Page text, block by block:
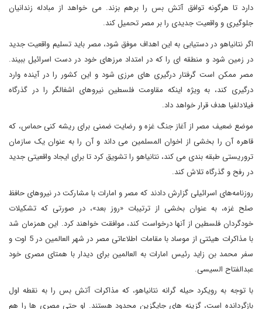
دارد تا هرگونه توافق آتش بس را برهم بزند. می خواهد از مبادله زندانیان
جلوگیری و واقعیت جدیدی را بر مصر تحمیل کند.
اگر نتانیاهو در دستیابی به این اهداف موفق شود، مصر باید تسلیم واقعیت جدید
در زمین شود و منطقه ای را که در امتداد مرزهای خود در دست اسرائیل ببیند.
مصر ممکن است گرفتار درگیری های مرزی شود و این کشور را در آینده وارد
درگیری کند، به ویژه اینکه مقاومت فلسطین نیروهای اشغالگر را در گذرگاه
فیلادلفیا هدف قرار خواهد داد.
موضع ضعیف مصر از آغاز جنگ غزه و رضایت ضمنی برای ریشه کنی حماس، که
قاهره آن را بخشی از اخوان المسلمین می داند و آن را به عنوان یک سازمان
تروریستی طبقه بندی می کند، نتانیاهو را تشویق کرد تا برای ایجاد واقعیتی جدید
در رفح و گذرگاه تلاش کند.
روزنامه‌های اسرائیلی گزارش دادند که مصر و امارات با مشارکت در نیروهای حافظ
صلح غزه، به عنوان بخشی از ترتیبات «روز بعد»، در صورتی که تشکیلات
خودگردان فلسطین از آنها درخواست کند، موافقت خواهند کرد. این همزمان شد
با مذاکرات هیئتی از موساد با مقامات اطلاعاتی مصر در شهر العالمین در 5 اوت و
سفر محمد بن زاید رئیس امارات به العالمین برای دیدار با همتای مصری خود
عبدالفتاح السیسی.
با توجه به رویکرد حیله گرانه نتانیاهو، که مذاکرات آتش بس را به نقطه اول
بازگردانده است، گزینه های جایگزین محدود هستند. او حتی مصری ها را هم